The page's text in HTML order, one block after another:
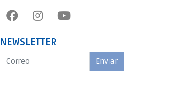
NEWSLETTER
Enviar